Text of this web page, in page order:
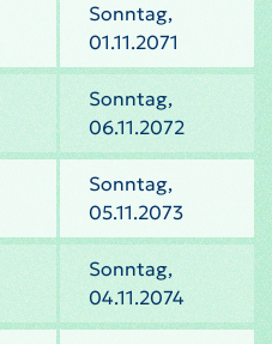
Sonntag,
01.11.2071
Sonntag,
06.11.2072
Sonntag,
05.11.2073
Sonntag,
04.11.2074